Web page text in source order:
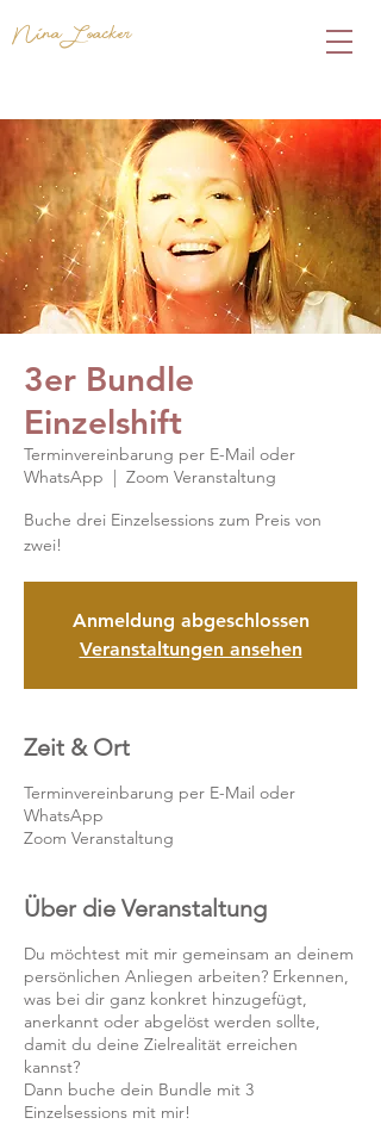
Nina Loacker
3er Bundle
Einzelshift
Terminvereinbarung per E-Mail oder
WhatsApp
  |
Zoom Veranstaltung
Buche drei Einzelsessions zum Preis von
zwei!
Anmeldung abgeschlossen
Veranstaltungen ansehen
Zeit & Ort
Terminvereinbarung per E-Mail oder
WhatsApp
Zoom Veranstaltung
Über die Veranstaltung
Du möchtest mit mir gemeinsam an deinem
persönlichen Anliegen arbeiten? Erkennen,
was bei dir ganz konkret hinzugefügt,
anerkannt oder abgelöst werden sollte,
damit du deine Zielrealität erreichen
kannst?
Dann buche dein Bundle mit 3
Einzelsessions mit mir!